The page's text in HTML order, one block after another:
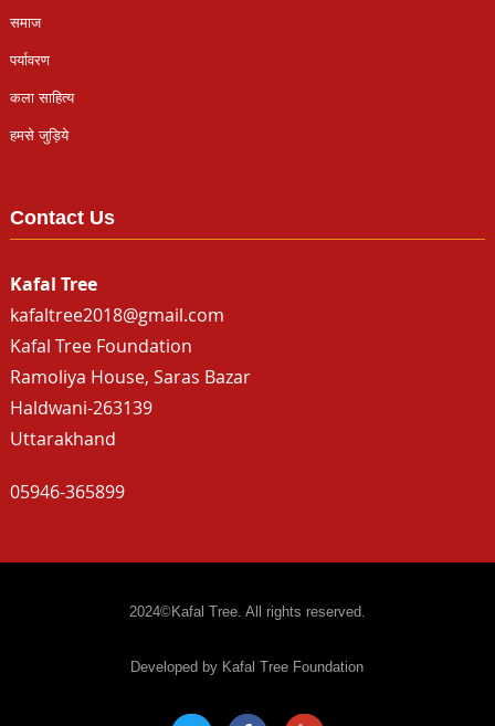
समाज
पर्यावरण
कला साहित्य
हमसे जुड़िये
Contact Us
Kafal Tree
kafaltree2018@gmail.com
Kafal Tree Foundation
Ramoliya House, Saras Bazar
Haldwani-263139
Uttarakhand
05946-365899
2024©Kafal Tree. All rights reserved.
Developed by Kafal Tree Foundation